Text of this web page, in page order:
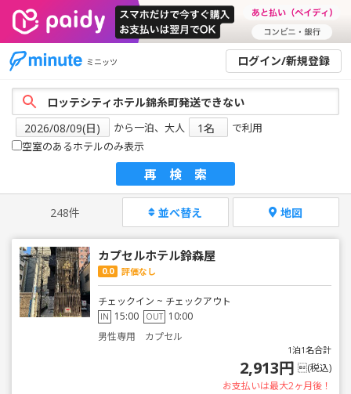
ミニッツ ログイン/新規登録
から一泊、大人
で利用
空室のあるホテルのみ表示
再検索
248件 並べ替え 地図
カプセルホテル鈴森屋
0.0 評価なし
チェックイン ~ チェックアウト
IN 15:00 OUT 10:00
男性専用 カプセル
1泊1名合計
2,913円 (税込)
お支払いは最大2ヶ月後！